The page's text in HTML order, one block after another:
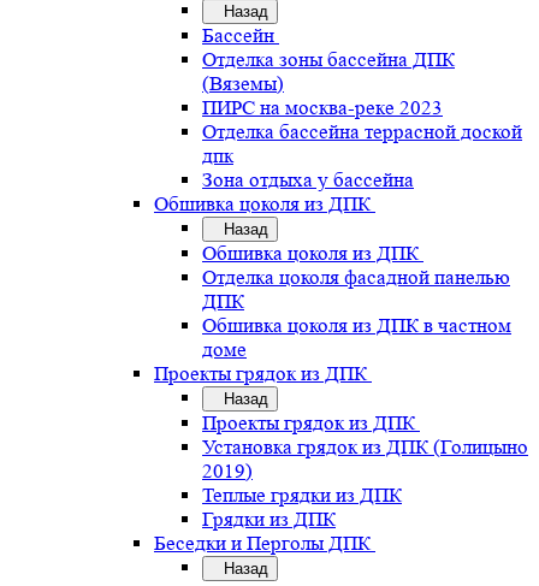
Назад
Бассейн
Отделка зоны бассейна ДПК
(Вяземы)
ПИРС на москва-реке 2023
Отделка бассейна террасной доской
дпк
Зона отдыха у бассейна
Обшивка цоколя из ДПК
Назад
Обшивка цоколя из ДПК
Отделка цоколя фасадной панелью
ДПК
Обшивка цоколя из ДПК в частном
доме
Проекты грядок из ДПК
Назад
Проекты грядок из ДПК
Установка грядок из ДПК (Голицыно
2019)
Теплые грядки из ДПК
Грядки из ДПК
Беседки и Перголы ДПК
Назад